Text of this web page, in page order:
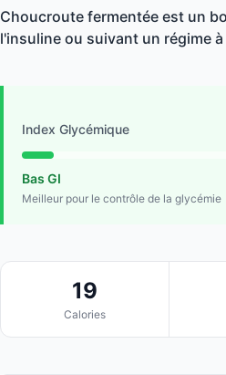
Choucroute fermentée est un
l'insuline ou suivant un régime à
Index Glycémique
Bas GI
Meilleur pour le contrôle de la glycémie
19
Calories